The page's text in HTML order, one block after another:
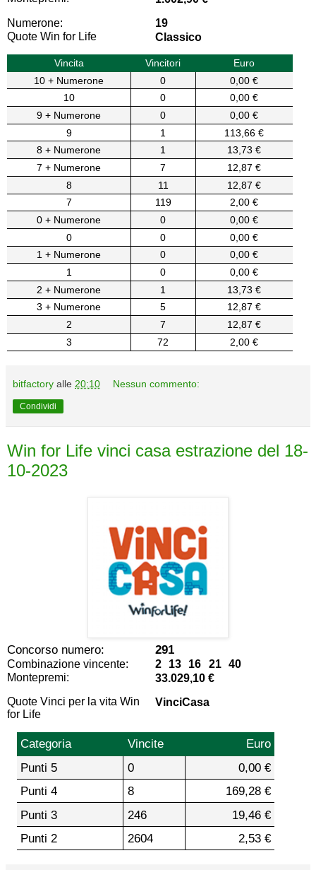
Numerone:
19
Quote Win for Life
Classico
Vincita Vincitori
Euro
10 + Numerone
0
0,00 €
10
0
0,00 €
9 + Numerone
0
0,00 €
9
1
113,66 €
8 + Numerone
1
13,73 €
7 + Numerone
7
12,87 €
8
11
12,87 €
7
119
2,00 €
0 + Numerone
0
0,00 €
0
0
0,00 €
1 + Numerone
0
0,00 €
1
0
0,00 €
2 + Numerone
1
13,73 €
3 + Numerone
5
12,87 €
2
7
12,87 €
3
72 2,00 €
bitfactory alle 20:10 Nessun commento:
Condividi
Win for Life vinci casa estrazione del 18-
10-2023
Concorso numero: 291
Combinazione vincente:
2 13 16 21 40
Montepremi:
33.029,10 €
Quote Vinci per la vita Win
for Life
VinciCasa
Categoria Vincite
Euro
Punti 5
0
0,00 €
Punti 4
8
169,28 €
Punti 3
246
19,46 €
Punti 2
2604 2,53 €